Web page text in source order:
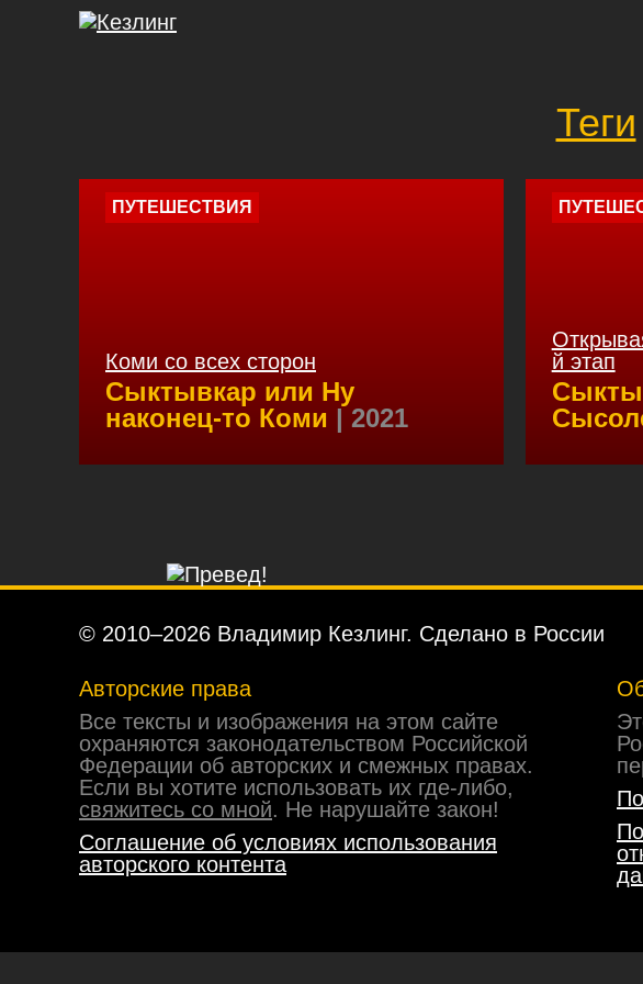
Теги
ПУТЕШЕСТВИЯ
Коми со всех сторон
Сыктывкар или Ну
наконец-то Коми | 2021
й этап
© 2010–2026 Владимир Кезлинг. Сделано в России
Авторские права
Все тексты и изображения на этом сайте
охраняются законодательством Российской
Федерации об авторских и смежных правах.
Если вы хотите использовать их где-либо,
свяжитесь со мной. Не нарушайте закон!
Соглашение об условиях использования
авторского контента